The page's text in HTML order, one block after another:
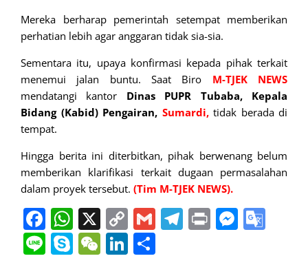
Mereka berharap pemerintah setempat memberikan
perhatian lebih agar anggaran tidak sia-sia.
Sementara itu, upaya konfirmasi kepada pihak terkait
menemui jalan buntu. Saat Biro M-TJEK NEWS
mendatangi kantor Dinas PUPR Tubaba, Kepala
Bidang (Kabid) Pengairan, Sumardi,tidak berada di
tempat.
Hingga berita ini diterbitkan, pihak berwenang belum
memberikan klarifikasi terkait dugaan permasalahan
dalam proyek tersebut. (Tim M-TJEK NEWS).
Facebook
WhatsApp
X Copy
Link
GmailTelegram
Print
LineSkypeWeChat
LinkedIn